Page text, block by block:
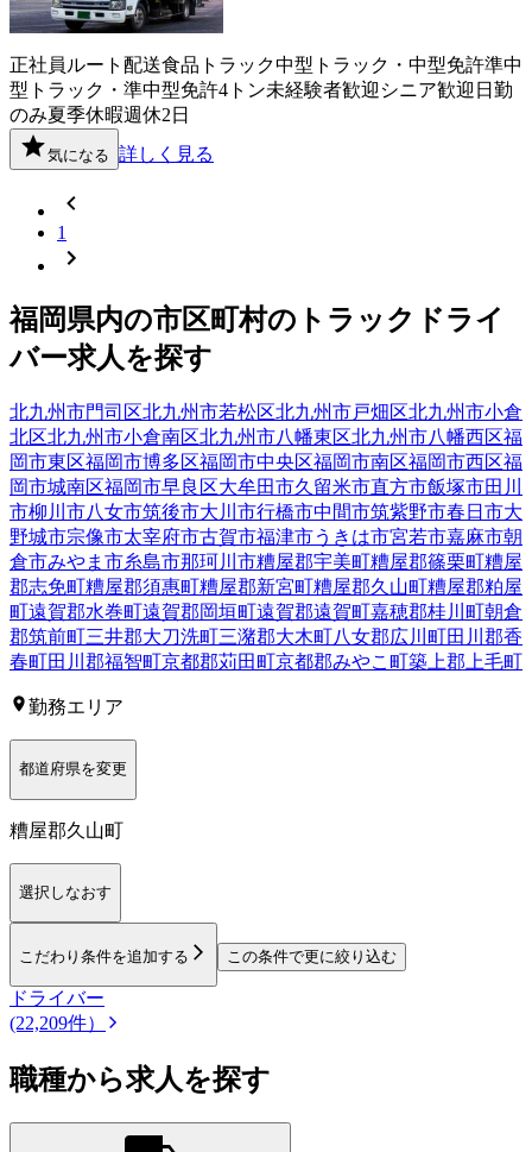
正社員 ルート配送食品 トラック中型トラック・中型免許準中
型トラック・準中型免許4トン未経験者歓迎 シニア歓迎 日勤
のみ夏季休暇週休2日
気になる 詳しく見る
1
福岡県内の市区町村の トラック ドライ
バー求人を探す
北九州市門司区北九州市若松区北九州市戸畑区北九州市小倉
北区北九州市小倉南区北九州市八幡東区北九州市八幡西区福
岡市東区福岡市博多区福岡市中央区福岡市南区福岡市西区福
岡市城南区福岡市早良区大牟田市久留米市直方市飯塚市田川
市柳川市八女市筑後市大川市行橋市中間市筑紫野市春日市大
野城市宗像市太宰府市古賀市福津市うきは市宮若市嘉麻市朝
倉市みやま市糸島市那珂川市糟屋郡宇美町糟屋郡篠栗町糟屋
郡志免町糟屋郡須惠町糟屋郡新宮町糟屋郡久山町糟屋郡粕屋
町遠賀郡水巻町遠賀郡岡垣町遠賀郡遠賀町嘉穂郡桂川町朝倉
郡筑前町三井郡大刀洗町三潴郡大木町八女郡広川町田川郡香
春町田川郡福智町京都郡苅田町京都郡みやこ町築上郡上毛町
勤務エリア
都道府県を変更
糟屋郡久山町
選択しなおす
こだわり条件を追加する この条件で更に絞り込む
ドライバー
(22,209件）
職種から求人を探す